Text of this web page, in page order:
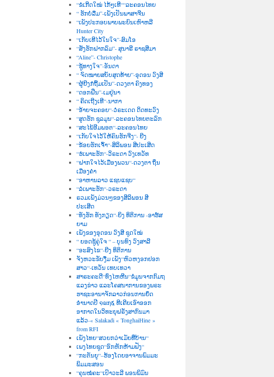
“ຂໍເກີດໃໝ່ ໄກ້ໆເທີ““ລະຄອນໄທຍ
“ ຮັກບໍ່ລືມ”-ເພັງເປັນພາສາຈີນ
“ເພັງປະກອບພາບພະຍົນເຫົາຫລີ
Hunter City
“ເກັບເທີໄວ້ໃນໃຈ”-ສົມໂອ
“ສັ່ງຮັກຝາກລົມ”- ສຸນາຣີ ຣາຊສີມາ
“Aline”- Christophe
“ຊູ້ທາງໃຈ”-ອັນດາ
“ ຈົດໝາຍສບັບສຸດທ້າຍ”-ອຸດອນ ວົງສີ
“ຜູ້ຍີງກໍຖີ້ມເປັນ”-ດວງຕາ ຄົງທອງ
“ດອກຝີ່ນ”-ເມຢູ່ນາ
“ ຄິດເຖີງເທີ“-ນາກາ
“ອ້າຍຈະຄອຍ“-ວໍຣະເດດ ດິດທະວົງ
“ສູດຮັກ ຊຸລມຸນ“-ລະຄອນໄທຍຕະລົກ
“ສະໄພ້ອີມພອຕ“-ລະຄອນໄທຍ
“ເກັບໃຈໄວ້ໃຫ້ຄົນຮັກຈີງ“- ຍີງ
“ຂ້ອຍຮັກເຈົ້າ“-ສິລິພອນ ສີປະເສີດ
“ຮໍເພາະຮັກ“-ວິຣະດາ ວົງເທວັທ
“ຝາກໃຈໄວ້ເມືອງພວນ“-ດວງຕາ ຖິ່ນ
ເມືອງຄຳ
“ອາຫານລາວ ແຊບແຊບ“
“ລໍເພາະຮັກ“-ວຣະດາ
ຣວມເພັງມ່ວນໆຂອງສີລິພອນ ສີ
ປະເສີດ
“ທັງຮັກ ທັງກຽດ“-ຍິງ ທິຕິການ -ອາຮ໌ສ
ຍາມ
ເພັງຂອງອຸດອນ ວົງສີ ຊຸດໃໝ່
“ ຍອດຊູ້ຄູ່ໃຈ “ – ບຸນທົງ ວົງສາລີ
“ອະສົງໄຂ“-ຍີງ ທິຕິການ
ຈັງຫວະຂັບງື່ມ ເພັງ“ຫົວຫງອກຢອກ
ສາວ“-ເທວັນ ເທບເທວາ
ສາຣະຄະດີ“ທົ່ງໄຫຫີນ“ຂໍ່ມູນຈາກກົມຖ
ແລງຂ່າວ ແລະໂຄສນາການຂອງພຣະ
ຮາຊະອານາຈັກລາວກ່ອນການຍຶດ
ອຳນາດປີ ໑໙໗໕ ທີເຄີຍເອົາອອກ
ອາກາດໃນວິທະຍຸຝຣັ່ງສາກົນມາ
ແລ້ວ-« Salakadi « TonghaiHine »
from RFI
ເພັງໄທຍ“ສວຍກວ່າເມັຍທີ່ບ້ານ“
ເພງໄທຍຊຸດ“ອົກຫັກຫ້າມຟັງ“
“ກະຕັນຍູ“–ຮ້ອງໂດຍອາຈານພົມມະ
ພິມມະສອນ
“ຄຸນໝໍຄະ“ເປົາວະລີ ພອນພິມົນ